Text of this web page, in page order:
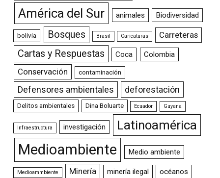
América del Sur animales Biodiversidad
bolivia Bosques Brasil Caricaturas Carreteras
Cartas y Respuestas Coca Colombia
Conservación contaminación
Defensores ambientales deforestación
Delitos ambientales Dina Boluarte Ecuador Guyana
Infraestructura investigación Latinoamérica
Medioambiente Medio ambiente
Medioammbiente Minería minería ilegal océanos